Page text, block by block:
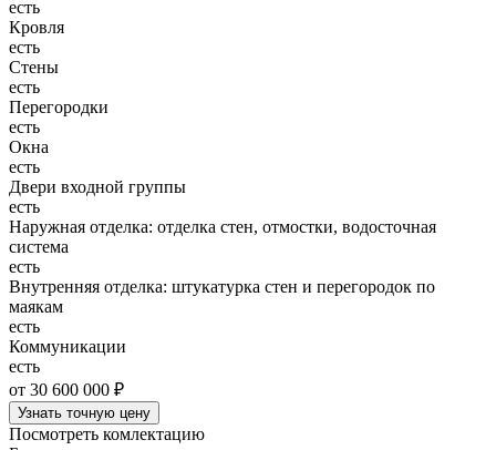
есть
Кровля
есть
Стены
есть
Перегородки
есть
Окна
есть
Двери входной группы
есть
Наружная отделка: отделка стен, отмостки, водосточная
система
есть
Внутренняя отделка: штукатурка стен и перегородок по
маякам
есть
Коммуникации
есть
от 30 600 000 ₽
Узнать точную цену
Посмотреть комлектацию